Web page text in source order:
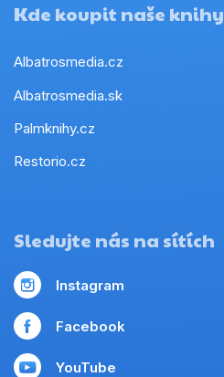
Kde koupit naše knihy
Albatrosmedia.cz
Albatrosmedia.sk
Palmknihy.cz
Restorio.cz
Sledujte nás na sítích
Instagram
Facebook
YouTube